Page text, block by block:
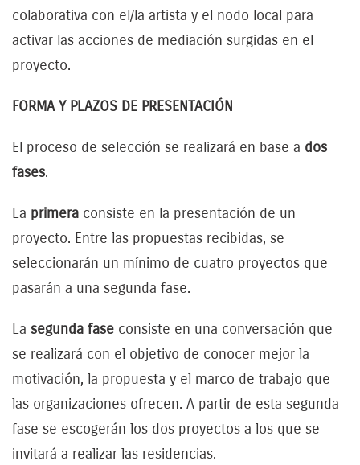
colaborativa con el/la artista y el nodo local para
activar las acciones de mediación surgidas en el
proyecto.
FORMA Y PLAZOS DE PRESENTACIÓN
El proceso de selección se realizará en base a dos
fases.
La primera consiste en la presentación de un
proyecto. Entre las propuestas recibidas, se
seleccionarán un mínimo de cuatro proyectos que
pasarán a una segunda fase.
La segunda fase consiste en una conversación que
se realizará con el objetivo de conocer mejor la
motivación, la propuesta y el marco de trabajo que
las organizaciones ofrecen. A partir de esta segunda
fase se escogerán los dos proyectos a los que se
invitará a realizar las residencias.